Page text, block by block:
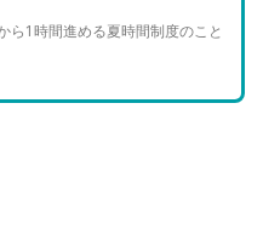
ら1時間進める夏時間制度のこと